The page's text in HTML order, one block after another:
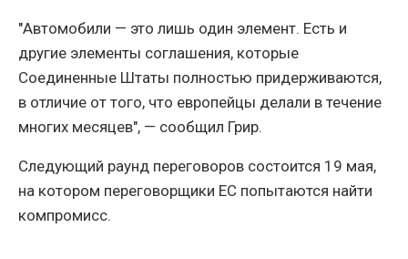
"Автомобили — это лишь один элемент. Есть и
другие элементы соглашения, которые
Соединенные Штаты полностью придерживаются,
в отличие от того, что европейцы делали в течение
многих месяцев", — сообщил Грир.
Следующий раунд переговоров состоится 19 мая,
на котором переговорщики ЕС попытаются найти
компромисс.